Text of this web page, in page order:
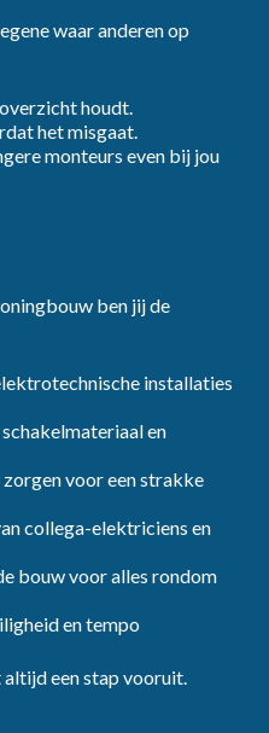
waar anderen op
houdt.
het misgaat.
monteurs even bij jou
ben jij de
installaties
en
voor een strakke
collega-elektriciens en
bouw voor alles rondom
en tempo
een stap vooruit.